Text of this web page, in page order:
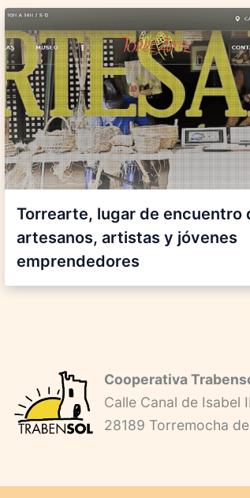
Torrearte, lugar de encuentro
artesanos, artistas y jóvenes
emprendedores
Cooperativa
Calle Canal de Isabel
28189 Torremocha